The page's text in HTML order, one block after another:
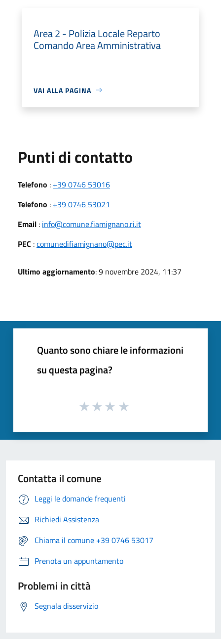
Area 2 - Polizia Locale Reparto
Comando Area Amministrativa
VAI ALLA PAGINA
Punti di contatto
Telefono : +39 0746 53016
Telefono : +39 0746 53021
Email : info@comune.fiamignano.ri.it
PEC :comunedifiamignano@pec.it
Ultimo aggiornamento: 9 novembre 2024, 11:37
Quanto sono chiare le informazioni
su questa pagina?
Contatta il comune
Leggi le domande frequenti
Richiedi Assistenza
Chiama il comune +39 0746 53017
Prenota un appuntamento
Problemi in città
Segnala disservizio